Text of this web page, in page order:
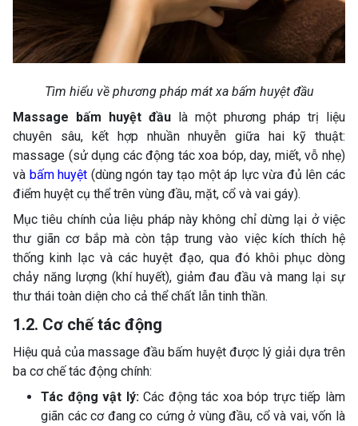
Tìm hiểu về phương pháp mát xa bấm huyệt đầu
Massage bấm huyệt đầu là một phương pháp trị liệu
chuyên sâu, kết hợp nhuần nhuyễn giữa hai kỹ thuật:
massage (sử dụng các động tác xoa bóp, day, miết, vỗ nhẹ)
và bấm huyệt (dùng ngón tay tạo một áp lực vừa đủ lên các
điểm huyệt cụ thể trên vùng đầu, mặt, cổ và vai gáy).
Mục tiêu chính của liệu pháp này không chỉ dừng lại ở việc
thư giãn cơ bắp mà còn tập trung vào việc kích thích hệ
thống kinh lạc và các huyệt đạo, qua đó khôi phục dòng
chảy năng lượng (khí huyết), giảm đau đầu và mang lại sự
thư thái toàn diện cho cả thể chất lẫn tinh thần.
1.2. Cơ chế tác động
Hiệu quả của massage đầu bấm huyệt được lý giải dựa trên
ba cơ chế tác động chính:
Tác động vật lý:Các động tác xoa bóp trực tiếp làm
giãn các cơ đang co cứng ở vùng đầu, cổ và vai, vốn là